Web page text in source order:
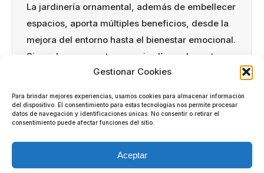
Gestionar Cookies
Para brindar mejores experiencias, usamos cookies para almacenar información
del dispositivo. El consentimiento para estas tecnologías nos permite procesar
datos de navegación y identificaciones únicas. No consentir o retirar el
consentimiento puede afectar funciones del sitio.
Aceptar
La jardinería ornamental, además de embellecer
espacios, aporta múltiples beneficios, desde la
mejora del entorno hasta el bienestar emocional.
Sin embargo, mantener un jardín exuberante
requiere tiempo, esfuerzo y un riego adecuado.
inteligente emergen como una solución eficiente
y sostenible para el cuidado de espacios verdes